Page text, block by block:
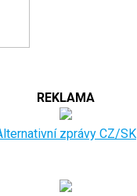
REKLAMA
zprávy CZ/SK